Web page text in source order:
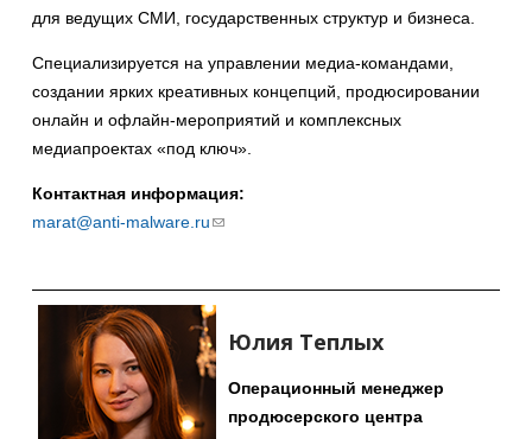
для ведущих СМИ, государственных структур и бизнеса.
Специализируется на управлении медиа-командами,
создании ярких креативных концепций, продюсировании
онлайн и офлайн-мероприятий и комплексных
медиапроектах «под ключ».
Контактная информация:
marat@anti-malware.ru(ссылка
email)
Юлия Теплых
Операционный менеджер
продюсерского центра